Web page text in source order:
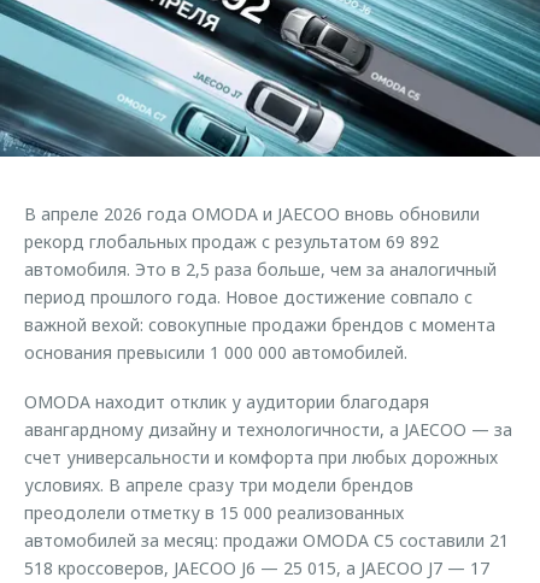
Страхование
Кредитный калькулятор
Аксессуары
Одежда и сувениры
Запчасти
Трейд-ин
Калькулятор трейд-ин
Клиентская поддержка
O&J Автоклуб
Клуб владельцев OMODA
Приложение O&J
Одежда и сувениры
Оригинальные аксессуары
Запчасти
Обратная связь
В апреле 2026 года OMODA и JAECOO вновь обновили
рекорд глобальных продаж с результатом 69 892
автомобиля. Это в 2,5 раза больше, чем за аналогичный
период прошлого года. Новое достижение совпало с
важной вехой: совокупные продажи брендов с момента
основания превысили 1 000 000 автомобилей.
OMODA находит отклик у аудитории благодаря
авангардному дизайну и технологичности, а JAECOO — за
счет универсальности и комфорта при любых дорожных
условиях. В апреле сразу три модели брендов
преодолели отметку в 15 000 реализованных
автомобилей за месяц: продажи OMODA C5 составили 21
518 кроссоверов, JAECOO J6 — 25 015, а JAECOO J7 — 17